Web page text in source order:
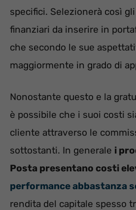
specifici. Selezionerà così
finanziari da inserire in
che secondo le sue
maggiormente in grado di
Nonostante questo e la
è possibile che i suoi costi
cliente attraverso le
sottostanti. In generale i
Posta presentano costi
performance abbastanza
rendita del capitale spesso